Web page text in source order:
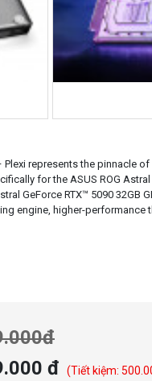
Plexi represents the pinnacle
for the ASUS ROG Astral
GeForce RTX™ 5090 32GB
engine, higher-performance
and aesthetics, this water
đ
(Tiết kiệm: